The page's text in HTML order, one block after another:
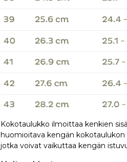
Kokotaulukko ilmoittaa kenkien
huomioitava kengän kokotaulukon
jotka voivat vaikuttaa kengän